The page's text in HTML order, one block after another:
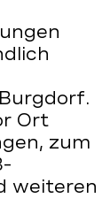
Ort
zum
weiteren